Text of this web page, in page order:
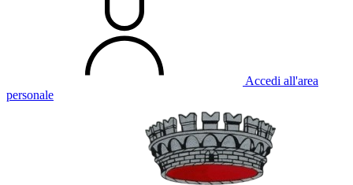
Accedi all'area
personale